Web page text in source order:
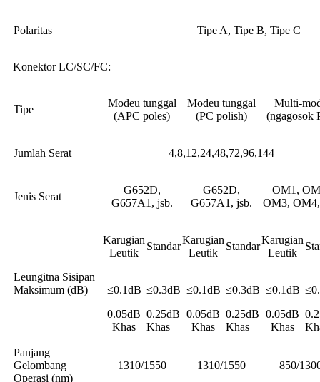
Polaritas Tipe A, Tipe B, Tipe C
Konektor LC/SC/FC:
Tipe
Modeu tunggal
(APC poles)
Modeu tunggal
(PC polish)
Multi-
(ngagosok
Jumlah Serat 4,8,12,24,48,72,96,144
Jenis Serat
G652D,
G657A1, jsb.
G652D,
G657A1, jsb.
OM1,
OM3,
Leungitna Sisipan
Maksimum (dB)
Karugian
Leutik
Standar
Karugian
Leutik
Standar
Karugian
Leutik
≤0.1dB
0.05dB
Khas
≤0.3dB
0.25dB
Khas
≤0.1dB
0.05dB
Khas
≤0.3dB
0.25dB
Khas
≤0.1dB
0.05dB
Khas
Panjang
Gelombang
Operasi (nm)
1310/1550 1310/1550 850/